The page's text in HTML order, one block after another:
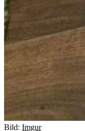
Bild: Imgur